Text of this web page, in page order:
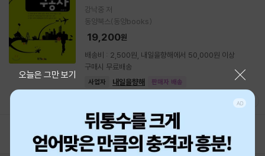
강낙중 저
동양북스(동양books)
19,200원
배송비 : 2,500원, 내일을향해에서 50,000원 이상
구매시 무료배송
사업자 내일을향해 판매자 배송
3 4
오늘은 그만 보기